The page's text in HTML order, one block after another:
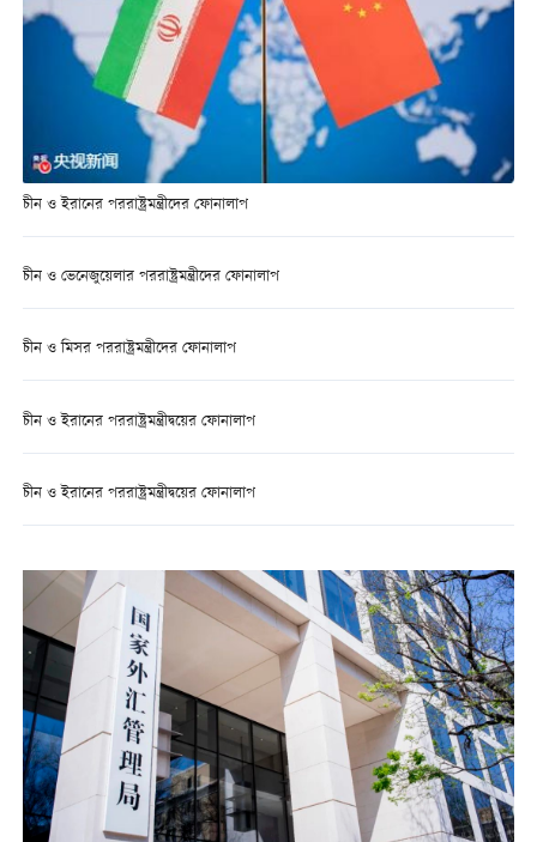
চীন ও ইরানের পররাষ্ট্রমন্ত্রীদের ফোনালাপ
চীন ও ভেনেজুয়েলার পররাষ্ট্রমন্ত্রীদের ফোনালাপ
চীন ও মিসর পররাষ্ট্রমন্ত্রীদের ফোনালাপ
চীন ও ইরানের পররাষ্ট্রমন্ত্রীদ্বয়ের ফোনালাপ
চীন ও ইরানের পররাষ্ট্রমন্ত্রীদ্বয়ের ফোনালাপ